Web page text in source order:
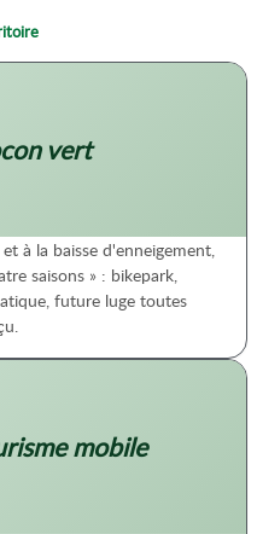
vert
à la baisse d'enneigement,
saisons » : bikepark,
future luge toutes
mobile